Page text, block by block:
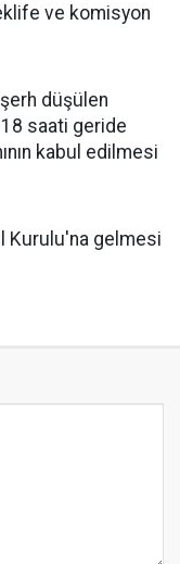
ve komisyon
düşülen
18 saati geride
kabul edilmesi
Kurulu'na gelmesi